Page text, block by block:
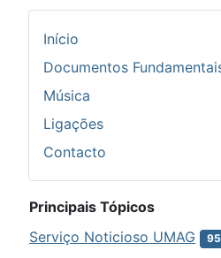
Início
Documentos
Música
Ligações
Contacto
Principais Tópicos
Serviço Noticioso UMAG